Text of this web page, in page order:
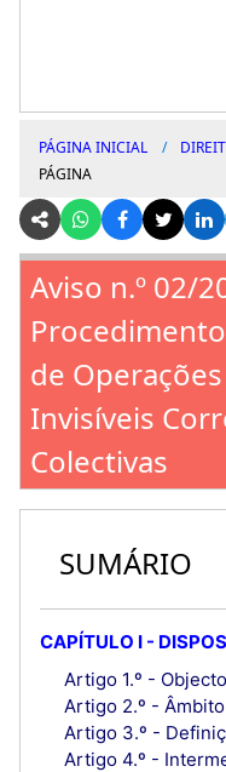
PÁGINA INICIAL
PÁGINA
Aviso n.º 02/
de
Invisíveis
Colectivas
SUMÁRIO
CAPÍTULO I -
Artigo 1.º - Objecto
Artigo 2.º - Âmbito
Artigo 3.º -
Artigo 4.º -